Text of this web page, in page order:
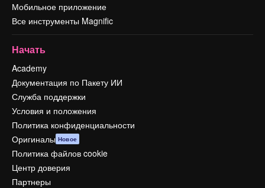
Мобильное приложение
Все инструменты Magnific
Начать
Academy
Документация по Пакету ИИ
Служба поддержки
Условия и положения
Политика конфиденциальности
Оригиналы Новое
Политика файлов cookie
Центр доверия
Партнеры